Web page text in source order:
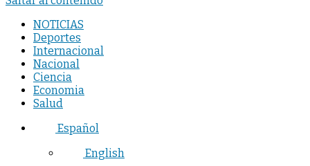
NOTICIAS
Deportes
Internacional
Nacional
Ciencia
Economia
Salud
Español
English